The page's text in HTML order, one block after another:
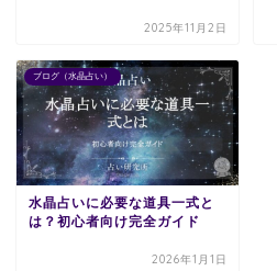
2025年11月2日
ブログ（水晶占い）
水晶占いに必要な道具一式と
は？初心者向け完全ガイド
2026年1月1日